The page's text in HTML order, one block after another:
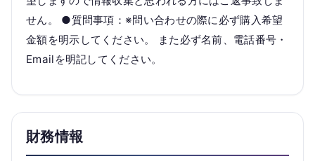
せん。 ●質問事項：※問い合わせの際に必ず購入希望
金額を明示してください。 また必ず名前、電話番号・
Emailを明記してください。
財務情報